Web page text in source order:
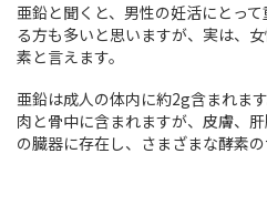
亜鉛と聞くと、男性の妊活にとっ
る方も多いと思いますが、実は、
素と言えます。
亜鉛は成人の体内に約2g含まれま
肉と骨中に含まれますが、皮膚、
の臓器に存在し、さまざまな酵素の